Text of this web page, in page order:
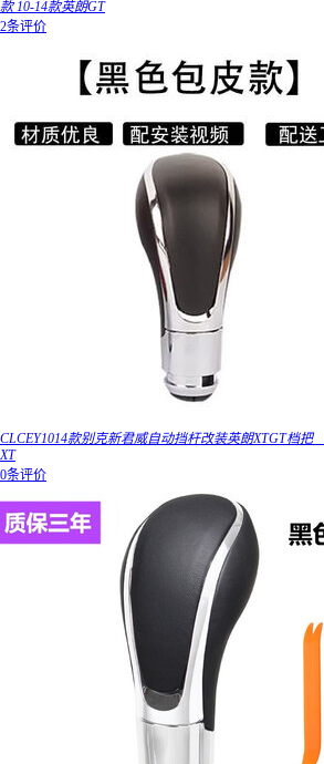
款 10-14款英朗GT
2条评价
CLCEY1014款别克新君威自动挡杆改装英朗XTGT档把
XT
0条评价